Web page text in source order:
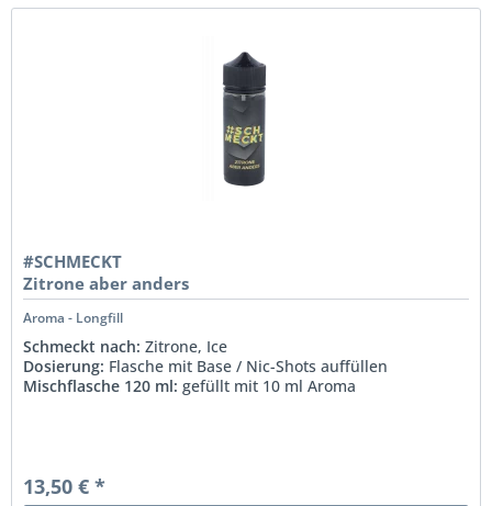
#SCHMECKT
Zitrone aber anders
Aroma - Longfill
Schmeckt nach: Zitrone, Ice
Dosierung: Flasche mit Base / Nic-Shots auffüllen
Mischflasche 120 ml: gefüllt mit 10 ml Aroma
13,50 € *